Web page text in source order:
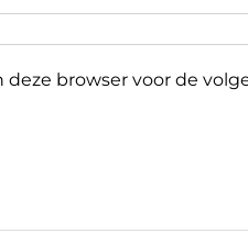
deze browser voor de